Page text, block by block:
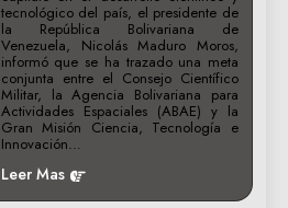
tecnológico del país, el presidente de
la República Bolivariana de
Venezuela, Nicolás Maduro Moros,
informó que se ha trazado una meta
conjunta entre el Consejo Científico
Militar, la Agencia Bolivariana para
Actividades Espaciales (ABAE) y la
Gran Misión Ciencia, Tecnología e
Innovación…
Leer Mas